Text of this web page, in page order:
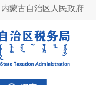
内蒙古自治区人民政府